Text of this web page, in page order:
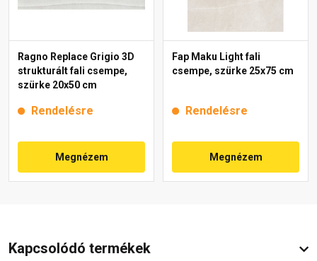
Ragno Replace Grigio 3D
strukturált fali csempe,
szürke 20x50 cm
Rendelésre
Megnézem
Fap Maku Light fali
csempe, szürke 25x75 cm
Rendelésre
Megnézem
Kapcsolódó termékek